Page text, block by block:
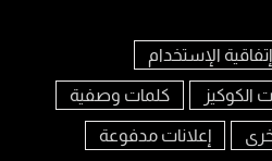
إتفاقية الإستخدام
الكوكيز كلمات وصفية
إعلانات مدفوعة